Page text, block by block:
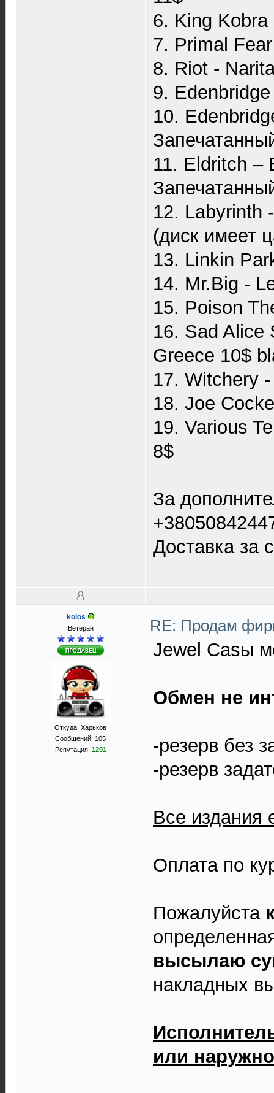
6. King
7. Primal
8. Riot -
9.
10.
11. Eldritch –
12. Labyrinth
(диск имеет
13. Linkin
14. Mr.Big -
15. Poison
16. Sad Alice
Greece 10$
17. Witchery
18. Joe
19. Various
8$
За
Доставка за
kolos
Ветеран
Откуда: Харьков
Сообщений: 105
Репутация: 1291
RE: Продам
Jewel Casы
Обмен не
-резерв без
-резерв
Все издания
Оплата по
Пожалуйста
высылаю
накладных
или